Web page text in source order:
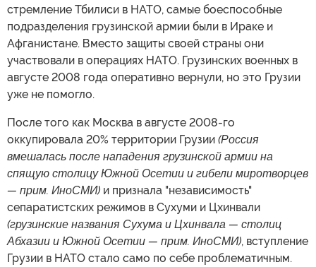
стремление Тбилиси в НАТО, самые боеспособные
подразделения грузинской армии были в Ираке и
Афганистане. Вместо защиты своей страны они
участвовали в операциях НАТО. Грузинских военных в
августе 2008 года оперативно вернули, но это Грузии
уже не помогло.
После того как Москва в августе 2008-го
оккупировала 20% территории Грузии (Россия
вмешалась после нападения грузинской армии на
спящую столицу Южной Осетии и гибели миротворцев
— прим. ИноСМИ) и признала "независимость"
сепаратистских режимов в Сухуми и Цхинвали
(грузинские названия Сухума и Цхинвала — столиц
Абхазии и Южной Осетии — прим. ИноСМИ), вступление
Грузии в НАТО стало само по себе проблематичным.